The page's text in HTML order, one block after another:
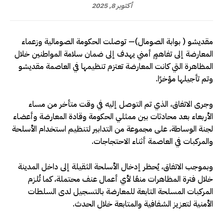
أكتوبر 8, 2025
مقديشو ( بوابة الصومال)— توصلت الحكومة الصومالية وزعماء
المعارضة إلى تفاهمٍ أمني يهدف إلى ضمان سلامة المواطنين خلال
المظاهرة التي كانت المعارضة تعتزم تنظيمها في العاصمة مقديشو
وتم تأجيلها مؤخرًا.
وجرى الاتفاق، الذي تم التوصل إليه في وقت متأخر من مساء
الأربعاء بعد محادثات بين ممثلي الحكومة وقادة المعارضة وأعضاء
لجنة الوساطة، على مجموعة من التدابير لتنظيم استخدام الأسلحة
والمركبات في العاصمة أثناء الاحتجاجات.
وبموجب الاتفاق، يُحظر إدخال الأسلحة الثقيلة إلى داخل المدينة
خلال فترة المظاهرات منعًا لأي أعمال عنف محتملة، كما تُلزم
المركبات المسلحة التابعة للمعارضة بالتسجيل لدى السلطات
الأمنية لتعزيز الشفافية والمتابعة خلال الحدث.